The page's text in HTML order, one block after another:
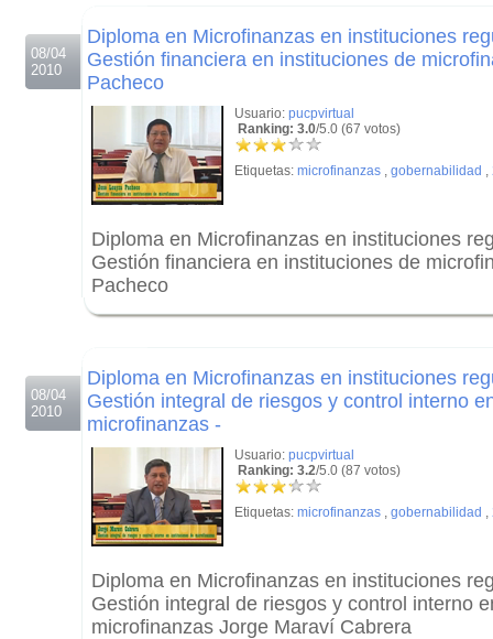
08/04
2010
Diploma en Microfinanzas en instituciones
Gestión financiera en instituciones de
Pacheco
Usuario: pucpvirtual
Ranking: 3.0/5.0 (67 votos)
Etiquetas: microfinanzas , gobernabilidad ,
Diploma en Microfinanzas en instituciones
Gestión financiera en instituciones de
Pacheco
08/04
2010
Diploma en Microfinanzas en instituciones
Gestión integral de riesgos y control interno
microfinanzas -
Usuario: pucpvirtual
Ranking: 3.2/5.0 (87 votos)
Etiquetas: microfinanzas , gobernabilidad ,
Diploma en Microfinanzas en instituciones
Gestión integral de riesgos y control interno
microfinanzas Jorge Maraví Cabrera